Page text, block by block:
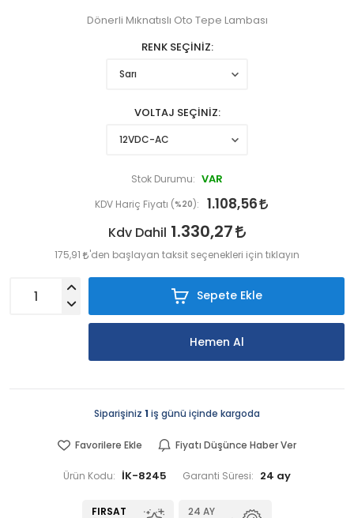
Dönerli Mıknatıslı Oto Tepe Lambası
RENK SEÇİNİZ
VOLTAJ SEÇİNİZ
Stok Durumu: VAR
KDV Hariç Fiyatı (%20 ): 1.108,56
Kdv Dahil 1.330,27
175,91 'den başlayan taksit seçenekleri için tıklayın
Sepete Ekle
Hemen Al
Siparişiniz 1 iş günü içinde kargoda
Favorilere Ekle Fiyatı Düşünce Haber Ver
Ürün Kodu: İK-8245 Garanti Süresi: 24 ay
FIRSAT
24 AY